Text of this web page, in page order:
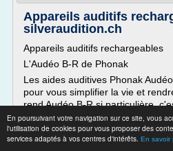
En poursuivant votre navigation sur ce site, vous
l'utilisation de cookies pour vous proposer des
services adaptés à vos centres d'intérêts. En savoir
Appareils auditifs
silveraudition.ch
Appareils auditifs rechargeables
L'Audéo B-R de Phonak
Les aides auditives Phonak
pour vous simplifier la vie et
rend Audéo B-R si particulière,
d'exploitation unique baptisé
environnement et règle vos aides
instant. Il vous suffit de les activer